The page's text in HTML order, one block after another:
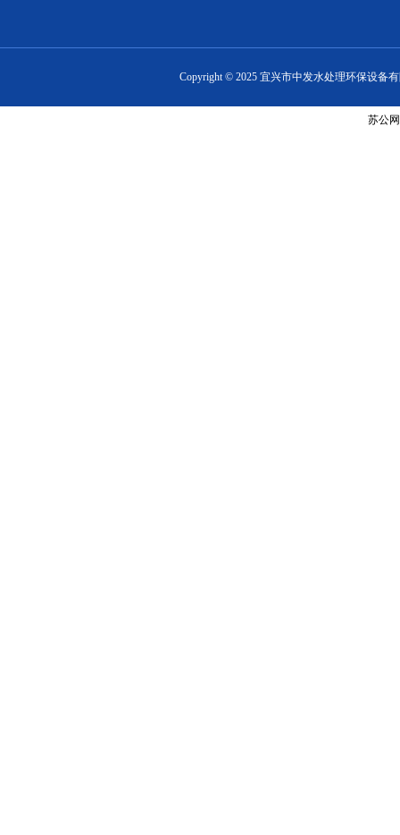
Copyright © 2025 宜兴市中发水处理环保设备有
苏公